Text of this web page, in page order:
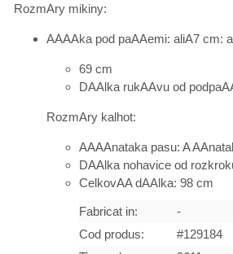
RozmAry mikiny:
AAAAka pod paAAemi: aliA7 cm:
69 cm
DAAlka rukAAvu od
RozmAry kalhot:
AAAAnataka pasu: A
DAAlka nohavice od
CelkovAA dAAlka: 98 cm
Fabricat in:
-
Cod produs:
#129184